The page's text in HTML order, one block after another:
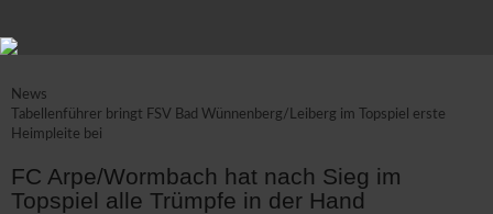
News
Tabellenführer bringt FSV Bad Wünnenberg/Leiberg im Topspiel erste
Heimpleite bei
FC Arpe/Wormbach hat nach Sieg im
Topspiel alle Trümpfe in der Hand